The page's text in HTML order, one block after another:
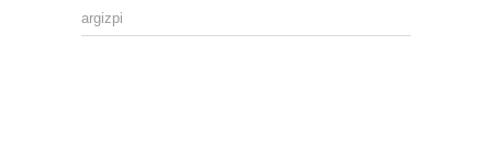
argizpi